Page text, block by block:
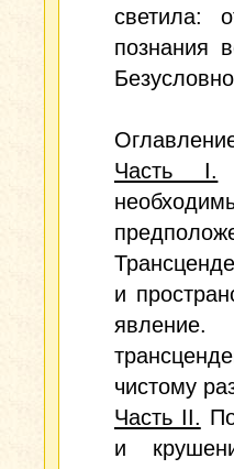
светила:
познания
Часть I.
и
чистому
Часть II.
и